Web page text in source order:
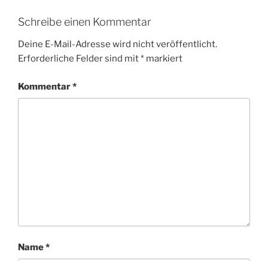
Schreibe einen Kommentar
Deine E-Mail-Adresse wird nicht veröffentlicht.
Erforderliche Felder sind mit* markiert
Kommentar*
Name*